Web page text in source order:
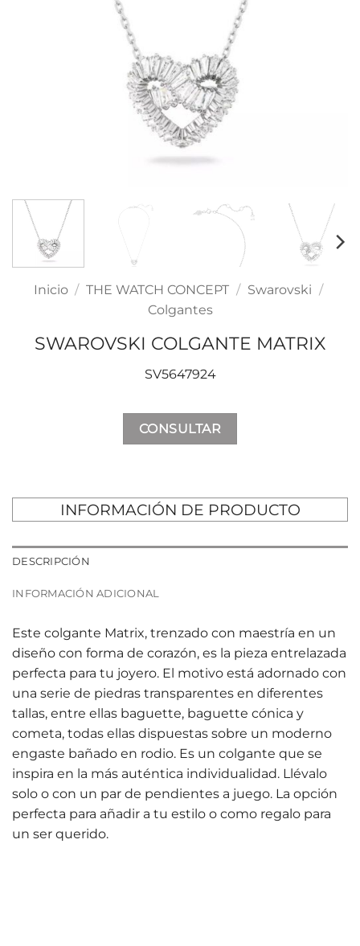
Inicio / THE WATCH CONCEPT / Swarovski /
Colgantes
SWAROVSKI COLGANTE MATRIX
SV5647924
CONSULTAR
INFORMACIÓN DE PRODUCTO
DESCRIPCIÓN
INFORMACIÓN ADICIONAL
Este colgante Matrix, trenzado con maestría en un
diseño con forma de corazón, es la pieza entrelazada
perfecta para tu joyero. El motivo está adornado con
una serie de piedras transparentes en diferentes
tallas, entre ellas baguette, baguette cónica y
cometa, todas ellas dispuestas sobre un moderno
engaste bañado en rodio. Es un colgante que se
inspira en la más auténtica individualidad. Llévalo
solo o con un par de pendientes a juego. La opción
perfecta para añadir a tu estilo o como regalo para
un ser querido.